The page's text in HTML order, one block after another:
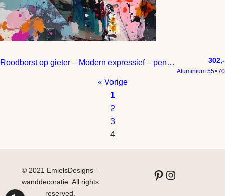
Roodborst op gieter – Modern expressief – penseelstreken en abstracte kleurige vlakken 302,-
Aluminium 55×70
« Vorige
1
2
3
4
© 2021 EmielsDesigns –
wanddecoratie. All rights
reserved.
Pinterest Instagram